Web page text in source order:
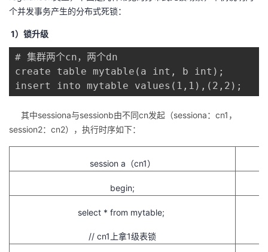
个并发事务产生的分布式死锁：
1）锁升级
# 集群两个cn，两个dn
create table mytable(a int, b int);
insert into mytable values(1,1),(2,2);
其中sessiona与sessionb由不同cn发起（sessiona：cn1，
session2：cn2），执行时序如下：
session a（cn1）
begin;
select * from mytable;
// cn1上拿1级表锁